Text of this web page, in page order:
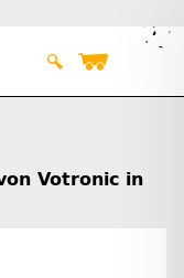
Votronic in